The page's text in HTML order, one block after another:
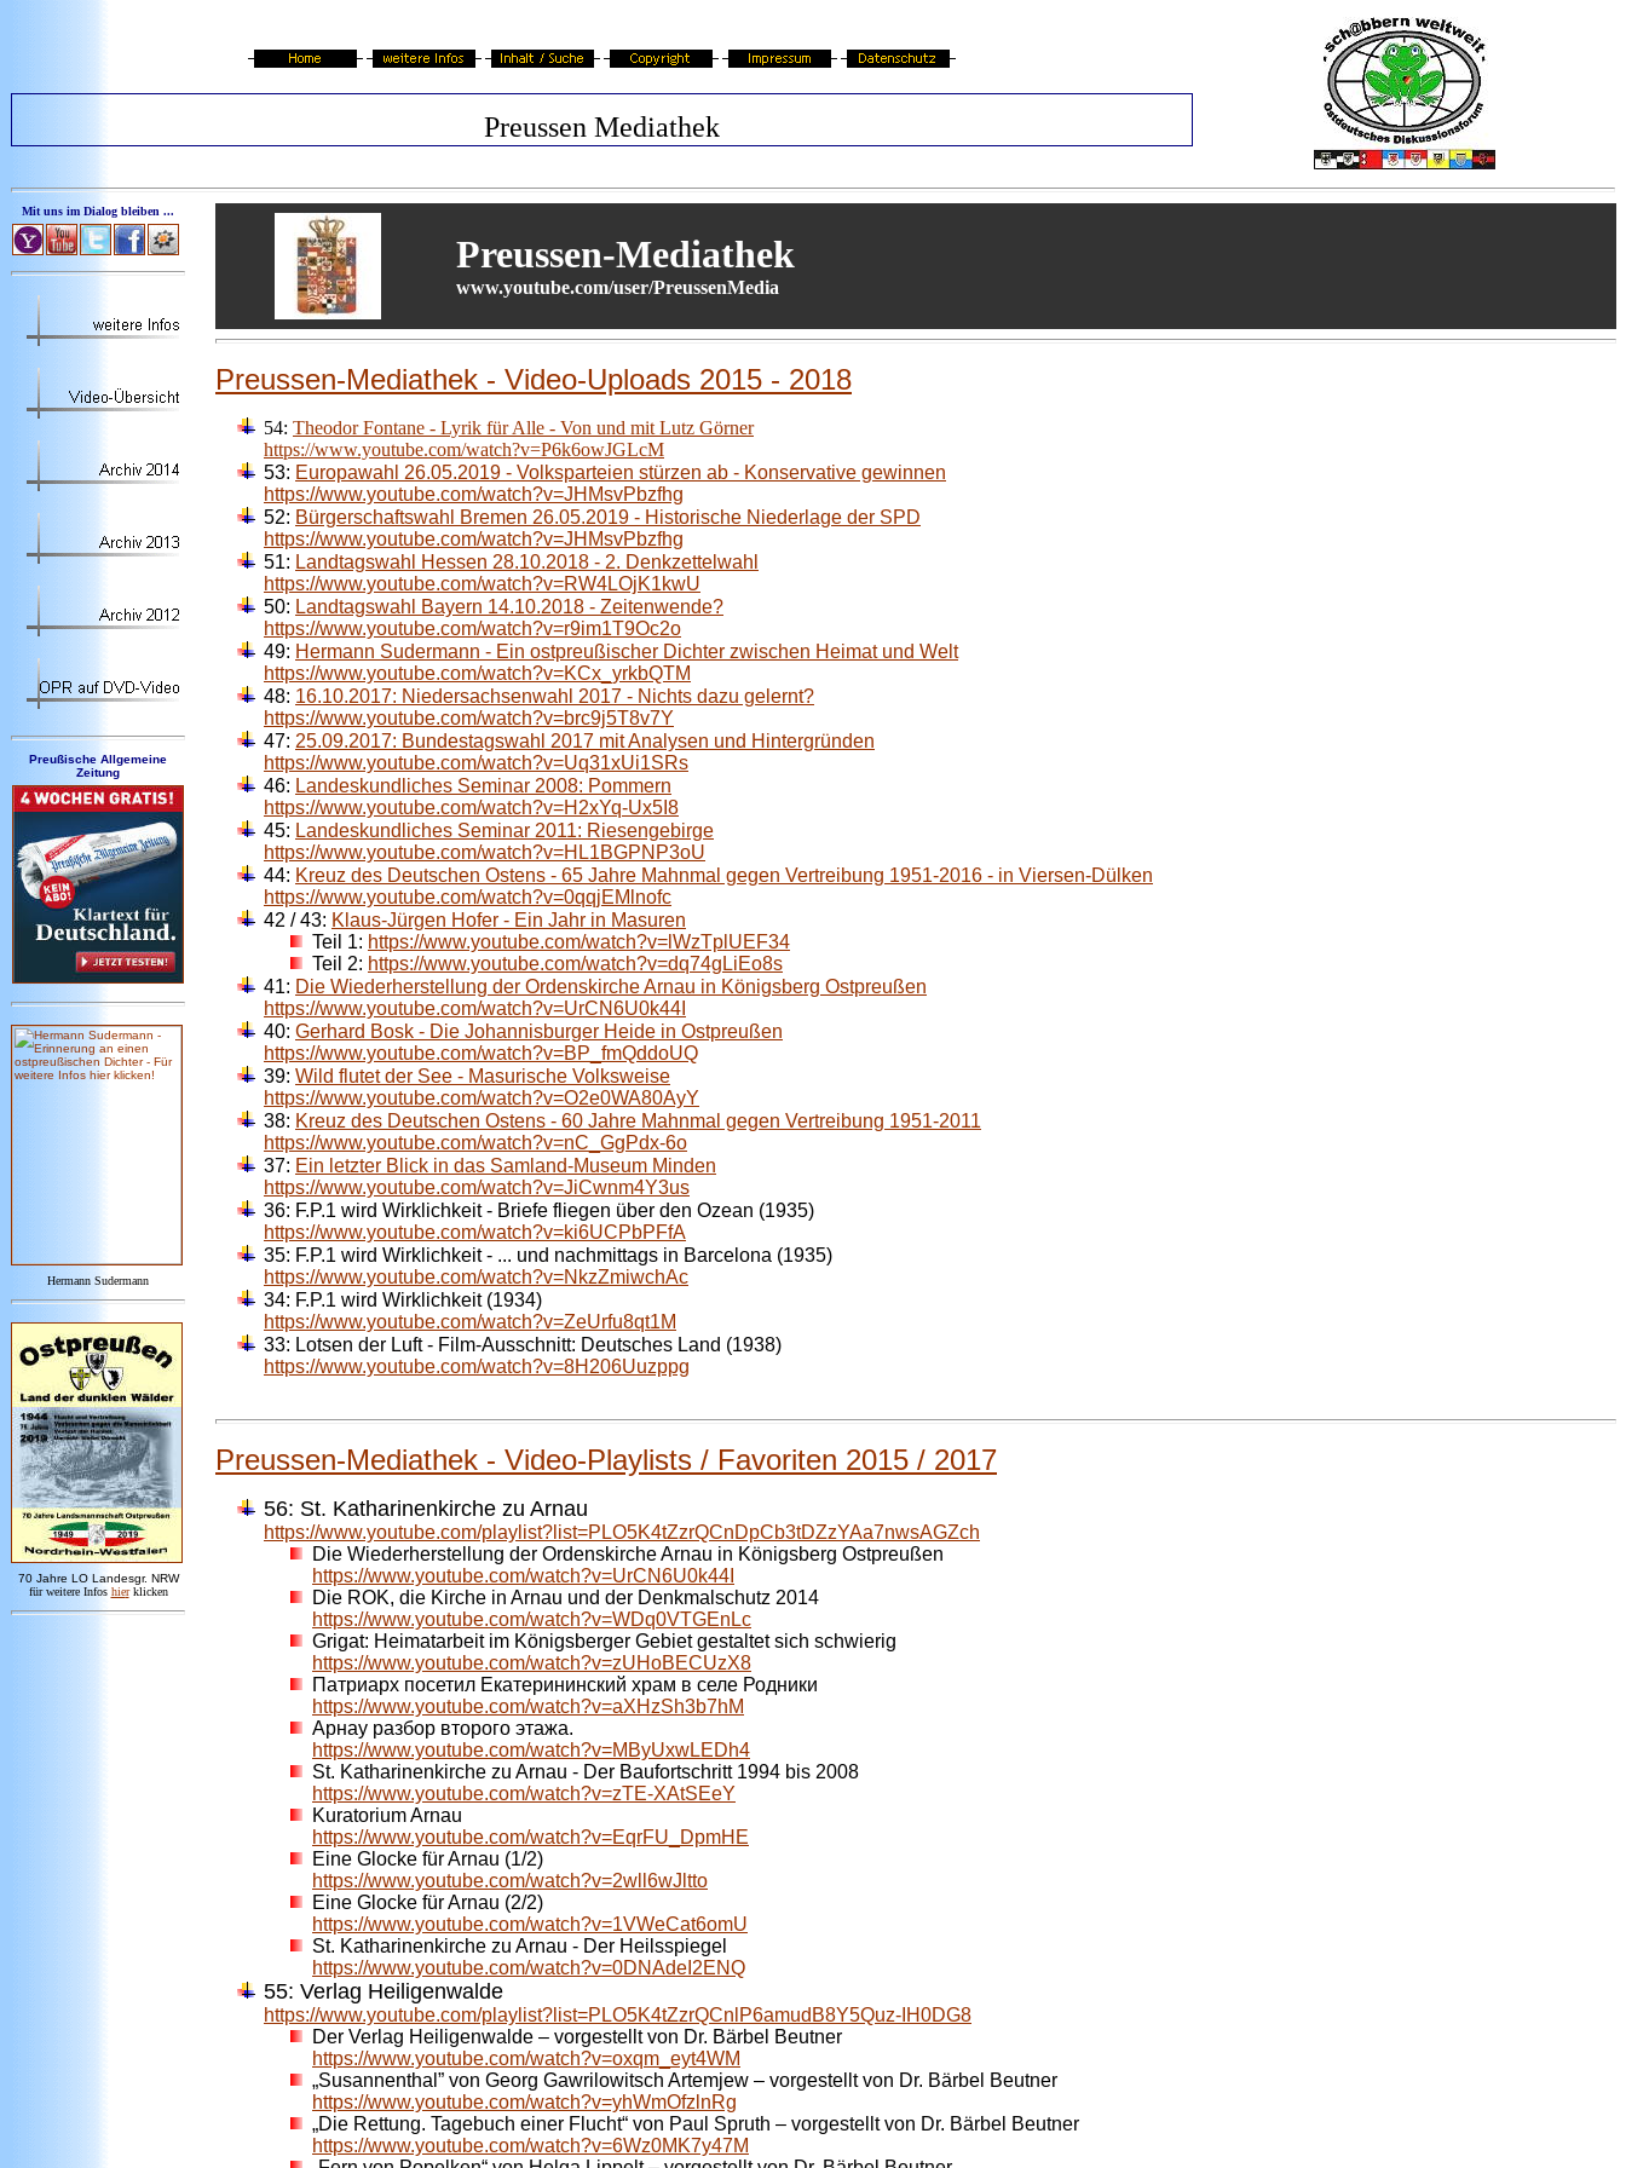
Preussen Mediathek
Mit uns im Dialog bleiben ...
Preußische Allgemeine
Zeitung
Hermann Sudermann
70 Jahre LO Landesgr. NRW
für weitere Infos hier klicken
Preussen-Mediathek
www.youtube.com/user/PreussenMedia
Preussen-Mediathek - Video-Uploads 2015 - 2018
54: Theodor Fontane - Lyrik für Alle - Von und mit Lutz Görner
https://www.youtube.com/watch?v=P6k6owJGLcM
53: Europawahl 26.05.2019 - Volksparteien stürzen ab - Konservative gewinnen
https://www.youtube.com/watch?v=JHMsvPbzfhg
52: Bürgerschaftswahl Bremen 26.05.2019 - Historische Niederlage der SPD
https://www.youtube.com/watch?v=JHMsvPbzfhg
51: Landtagswahl Hessen 28.10.2018 - 2. Denkzettelwahl
https://www.youtube.com/watch?v=RW4LOjK1kwU
50: Landtagswahl Bayern 14.10.2018 - Zeitenwende?
https://www.youtube.com/watch?v=r9im1T9Oc2o
49: Hermann Sudermann - Ein ostpreußischer Dichter zwischen Heimat und Welt
https://www.youtube.com/watch?v=KCx_yrkbQTM
48: 16.10.2017: Niedersachsenwahl 2017 - Nichts dazu gelernt?
https://www.youtube.com/watch?v=brc9j5T8v7Y
47: 25.09.2017: Bundestagswahl 2017 mit Analysen und Hintergründen
https://www.youtube.com/watch?v=Uq31xUi1SRs
46: Landeskundliches Seminar 2008: Pommern
https://www.youtube.com/watch?v=H2xYq-Ux5I8
45: Landeskundliches Seminar 2011: Riesengebirge
https://www.youtube.com/watch?v=HL1BGPNP3oU
44: Kreuz des Deutschen Ostens - 65 Jahre Mahnmal gegen Vertreibung 1951-2016 - in Viersen-Dülken
https://www.youtube.com/watch?v=0qqjEMlnofc
42 / 43: Klaus-Jürgen Hofer - Ein Jahr in Masuren
Teil 1: https://www.youtube.com/watch?v=lWzTplUEF34
Teil 2: https://www.youtube.com/watch?v=dq74gLiEo8s
41: Die Wiederherstellung der Ordenskirche Arnau in Königsberg Ostpreußen
https://www.youtube.com/watch?v=UrCN6U0k44I
40: Gerhard Bosk - Die Johannisburger Heide in Ostpreußen
https://www.youtube.com/watch?v=BP_fmQddoUQ
39: Wild flutet der See - Masurische Volksweise
https://www.youtube.com/watch?v=O2e0WA80AyY
38: Kreuz des Deutschen Ostens - 60 Jahre Mahnmal gegen Vertreibung 1951-2011
https://www.youtube.com/watch?v=nC_GgPdx-6o
37: Ein letzter Blick in das Samland-Museum Minden
https://www.youtube.com/watch?v=JiCwnm4Y3us
36: F.P.1 wird Wirklichkeit - Briefe fliegen über den Ozean (1935)
https://www.youtube.com/watch?v=ki6UCPbPFfA
35: F.P.1 wird Wirklichkeit - ... und nachmittags in Barcelona (1935)
https://www.youtube.com/watch?v=NkzZmiwchAc
34: F.P.1 wird Wirklichkeit (1934)
https://www.youtube.com/watch?v=ZeUrfu8qt1M
33: Lotsen der Luft - Film-Ausschnitt: Deutsches Land (1938)
https://www.youtube.com/watch?v=8H206Uuzppg
Preussen-Mediathek - Video-Playlists / Favoriten 2015 / 2017
56: St. Katharinenkirche zu Arnau
https://www.youtube.com/playlist?list=PLO5K4tZzrQCnDpCb3tDZzYAa7nwsAGZch
Die Wiederherstellung der Ordenskirche Arnau in Königsberg Ostpreußen
https://www.youtube.com/watch?v=UrCN6U0k44I
Die ROK, die Kirche in Arnau und der Denkmalschutz 2014
https://www.youtube.com/watch?v=WDq0VTGEnLc
Grigat: Heimatarbeit im Königsberger Gebiet gestaltet sich schwierig
https://www.youtube.com/watch?v=zUHoBECUzX8
Патриарх посетил Екатерининский храм в селе Родники
https://www.youtube.com/watch?v=aXHzSh3b7hM
Арнау разбор второго этажа.
https://www.youtube.com/watch?v=MByUxwLEDh4
St. Katharinenkirche zu Arnau - Der Baufortschritt 1994 bis 2008
https://www.youtube.com/watch?v=zTE-XAtSEeY
Kuratorium Arnau
https://www.youtube.com/watch?v=EqrFU_DpmHE
Eine Glocke für Arnau (1/2)
https://www.youtube.com/watch?v=2wll6wJltto
Eine Glocke für Arnau (2/2)
https://www.youtube.com/watch?v=1VWeCat6omU
St. Katharinenkirche zu Arnau - Der Heilsspiegel
https://www.youtube.com/watch?v=0DNAdeI2ENQ
55: Verlag Heiligenwalde
https://www.youtube.com/playlist?list=PLO5K4tZzrQCnlP6amudB8Y5Quz-IH0DG8
Der Verlag Heiligenwalde – vorgestellt von Dr. Bärbel Beutner
https://www.youtube.com/watch?v=oxqm_eyt4WM
„Susannenthal” von Georg Gawrilowitsch Artemjew – vorgestellt von Dr. Bärbel Beutner
https://www.youtube.com/watch?v=yhWmOfzlnRg
„Die Rettung. Tagebuch einer Flucht“ von Paul Spruth – vorgestellt von Dr. Bärbel Beutner
https://www.youtube.com/watch?v=6Wz0MK7y47M